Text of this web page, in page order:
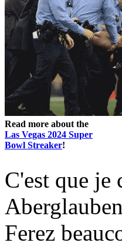
Read more about the
Las Vegas 2024 Super
Bowl Streaker!
C'est que je
Ferez